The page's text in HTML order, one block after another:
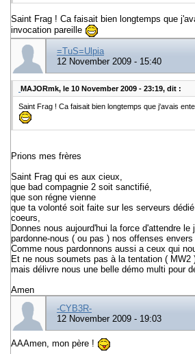
Saint Frag ! Ca faisait bien longtemps que
invocation pareille
=TuS=Ulpia
12 November 2009 - 15:40
MAJORmk, le 10 November 2009 - 23:19, dit :
Saint Frag ! Ca faisait bien longtemps que j'avais
Prions mes frères
Saint Frag qui es aux cieux,
que bad compagnie 2 soit sanctifié,
que son régne vienne
que ta volonté soit faite sur les serveurs
coeurs,
Donnes nous aujourd'hui la force d'attendre le
pardonne-nous ( ou pas ) nos offenses
Comme nous pardonnons aussi a ceux qui
Et ne nous soumets pas à la tentation ( MW2
mais délivre nous une belle démo multi pour
Amen
-CYB3R-
12 November 2009 - 19:03
AAAmen, mon père !